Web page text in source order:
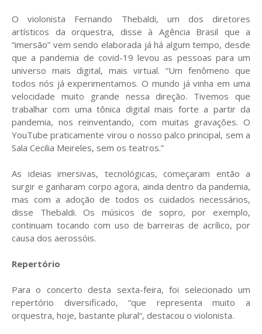
O violonista Fernando Thebaldi, um dos diretores
artísticos da orquestra, disse à Agência Brasil que a
“imersão” vem sendo elaborada já há algum tempo, desde
que a pandemia de covid-19 levou as pessoas para um
universo mais digital, mais virtual. “Um fenômeno que
todos nós já experimentamos. O mundo já vinha em uma
velocidade muito grande nessa direção. Tivemos que
trabalhar com uma tônica digital mais forte a partir da
pandemia, nos reinventando, com muitas gravações. O
YouTube praticamente virou o nosso palco principal, sem a
Sala Cecilia Meireles, sem os teatros.”
As ideias imersivas, tecnológicas, começaram então a
surgir e ganharam corpo agora, ainda dentro da pandemia,
mas com a adoção de todos os cuidados necessários,
disse Thebaldi. Os músicos de sopro, por exemplo,
continuam tocando com uso de barreiras de acrílico, por
causa dos aerossóis.
Repertório
Para o concerto desta sexta-feira, foi selecionado um
repertório diversificado, “que representa muito a
orquestra, hoje, bastante plural“, destacou o violonista.